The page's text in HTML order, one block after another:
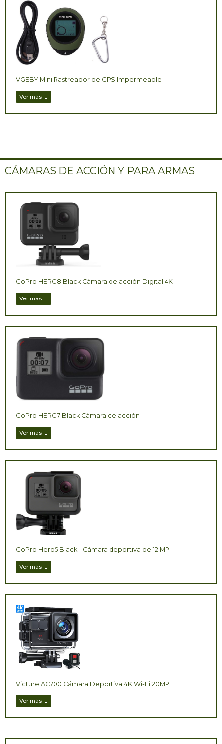
VGEBY Mini Rastreador de GPS Impermeable
Ver más
CÁMARAS DE ACCIÓN Y PARA ARMAS
GoPro HERO8 Black Cámara de acción Digital 4K
Ver más
GoPro HERO7 Black Cámara de acción
Ver más
GoPro Hero5 Black - Cámara deportiva de 12 MP
Ver más
Victure AC700 Cámara Deportiva 4K Wi-Fi 20MP
Ver más